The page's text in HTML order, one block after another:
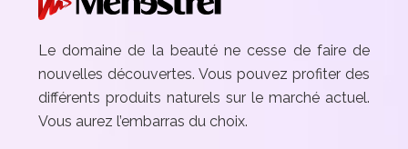
Le domaine de la beauté ne cesse de faire de
nouvelles découvertes. Vous pouvez profiter des
différents produits naturels sur le marché actuel.
Vous aurez l’embarras du choix.